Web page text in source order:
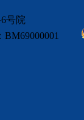
号院
BM69000001